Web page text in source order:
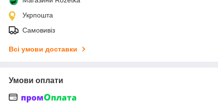
Укрпошта
Самовивіз
Всі умови доставки
Умови оплати